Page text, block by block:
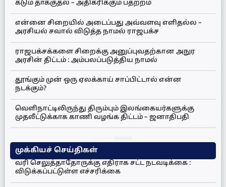
கடும் தாக்குதல் – அதிகரிக்கும் பதற்றம்
என்னை சிறையில் அடைப்பது அவ்வளவு எளிதல்ல –
அரசியல் சவால் விடுத்த நாமல் ராஜபக்ச
ராஜபக்சக்களை சிறைக்கு அனுப்புவதற்கான அநுர
அரசின் திட்டம் : அம்பலப்படுத்திய நாமல்
தூங்கும் முன் ஒரு ஏலக்காய் சாப்பிட்டால் என்ன
நடக்கும்?
வெளிநாட்டிலிருந்து திரும்பும் இலங்கையர்களுக்கு
முதலீட்டுக்காக காணி வழங்க திட்டம் – ஜனாதிபதி
முக்கியச் செய்திகள்
வரி செலுத்தாதோருக்கு எதிராக சட்ட நடவடிக்கை :
விடுக்கப்பட்டுள்ள எச்சரிக்கை